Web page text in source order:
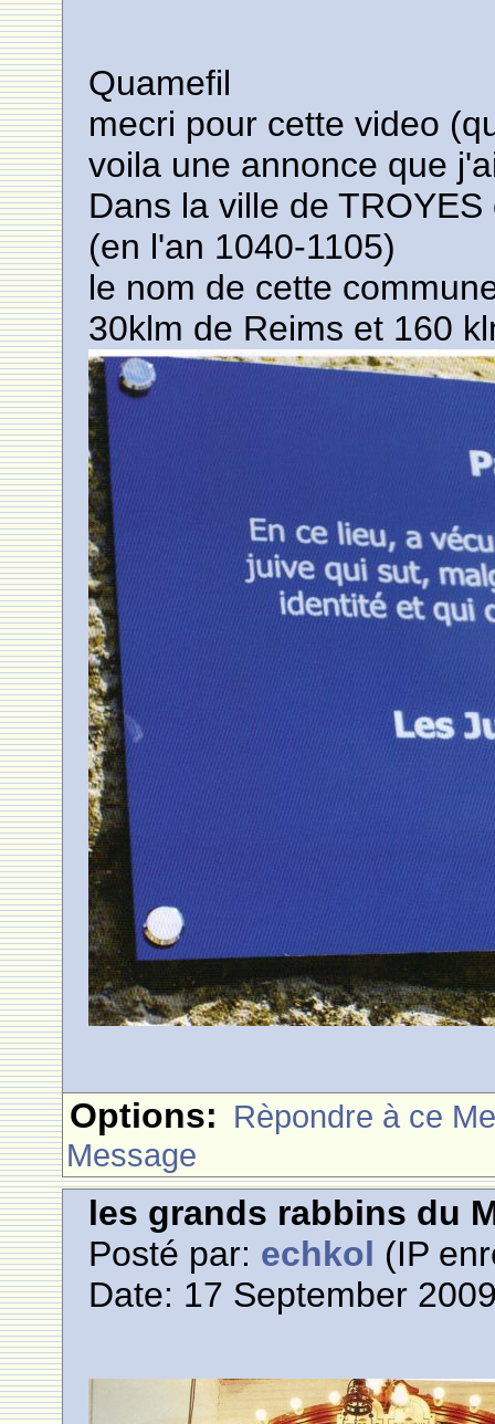
Quamefil
mecri pour cette video
voila une annonce que
Dans la ville de
(en l'an 1040-1105)
le nom de cette
30klm de Reims et 160
Options: Rèpondre à ce
Message
les grands rabbins du
Posté par: echkol (IP
Date: 17 September